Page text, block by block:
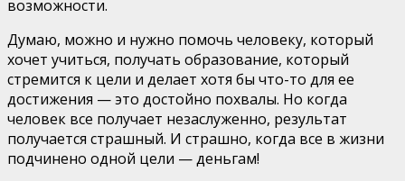
возможности.
Думаю, можно и нужно помочь человеку, который
хочет учиться, получать образование, который
стремится к цели и делает хотя бы что-то для ее
достижения — это достойно похвалы. Но когда
человек все получает незаслуженно, результат
получается страшный. И страшно, когда все в жизни
подчинено одной цели — деньгам!